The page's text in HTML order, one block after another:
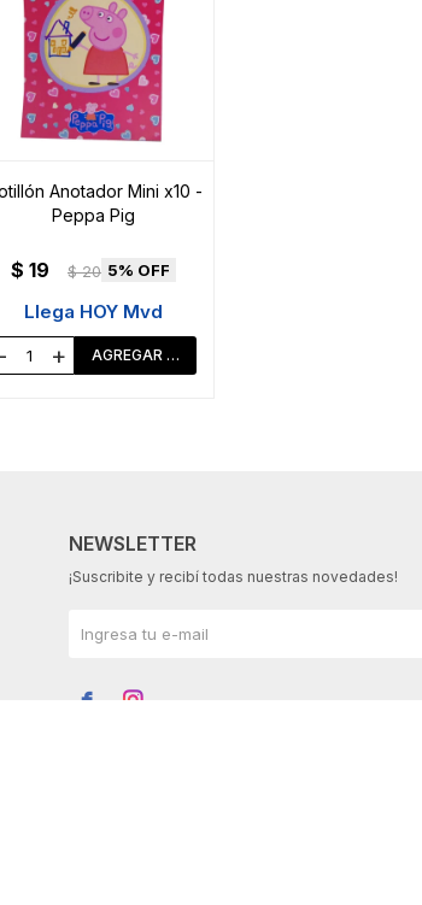
Anotador Mini x10 -
Peppa Pig
$ 19 $ 20 5
Llega HOY Mvd
- +
NEWSLETTER
¡Suscribite y recibí todas nuestras novedades!
 